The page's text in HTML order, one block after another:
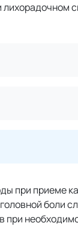
при приеме
боли